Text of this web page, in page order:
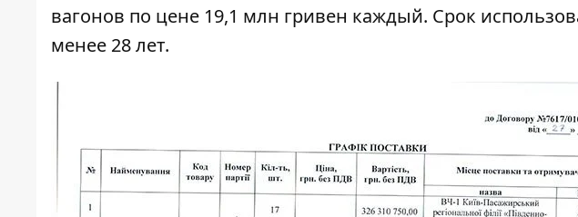
вагонов по цене 19,1 млн гривен каждый. Срок
менее 28 лет.